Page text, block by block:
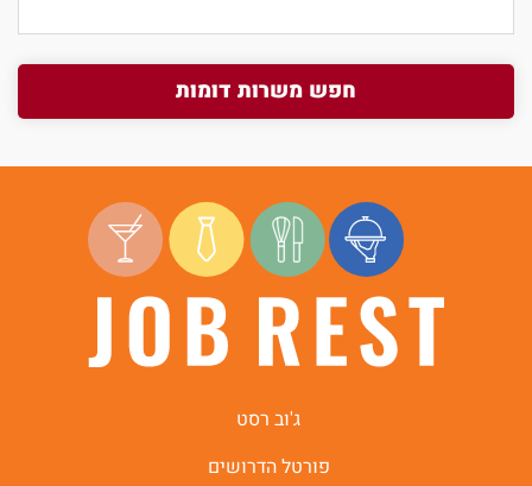
חפש משרות דומות
ג'וב רסט
פורטל הדרושים